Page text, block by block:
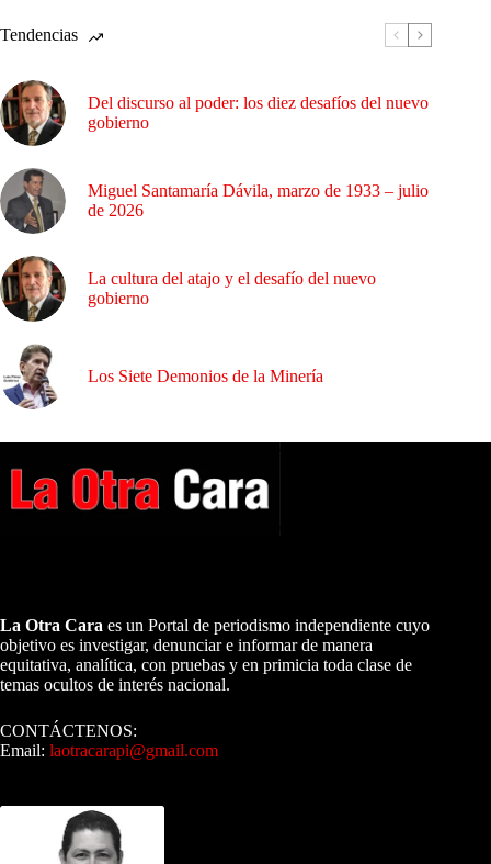
Tendencias
Del discurso al poder: los diez desafíos del nuevo
gobierno
Miguel Santamaría Dávila, marzo de 1933 – julio
de 2026
La cultura del atajo y el desafío del nuevo
gobierno
Los Siete Demonios de la Minería
La Otra Cara es un Portal de periodismo independiente cuyo
objetivo es investigar, denunciar e informar de manera
equitativa, analítica, con pruebas y en primicia toda clase de
temas ocultos de interés nacional.
CONTÁCTENOS:
Email: laotracarapi@gmail.com